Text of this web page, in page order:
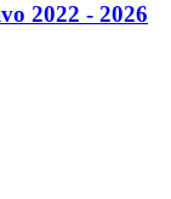
2022 - 2026